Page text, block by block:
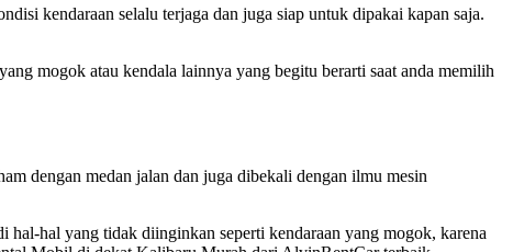
kendaraan selalu terjaga dan juga siap untuk dipakai kapan saja.
mogok atau kendala lainnya yang begitu berarti saat anda memilih
dengan medan jalan dan juga dibekali dengan ilmu mesin
hal yang tidak diinginkan seperti kendaraan yang mogok, karena